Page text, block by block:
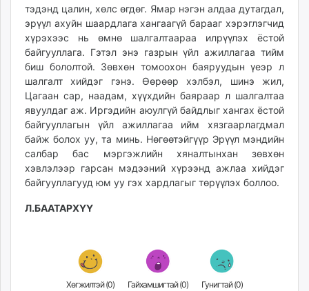
тэдэнд цалин, хөлс өгдөг. Ямар нэгэн алдаа дутагдал,
эрүүл ахуйн шаардлага хангаагүй барааг хэрэглэгчид
хүрэхээс нь өмнө шалгалтаараа илрүүлэх ёстой
байгууллага. Гэтэл энэ газрын үйл ажиллагаа тийм
биш бололтой. Зөвхөн томоохон баяруудын үеэр л
шалгалт хийдэг гэнэ. Өөрөөр хэлбэл, шинэ жил,
Цагаан сар, наадам, хүүхдийн баяраар л шалгалтаа
явуулдаг аж. Иргэдийн аюулгүй байдлыг хангах ёстой
байгууллагын үйл ажиллагаа ийм хязгаарлагдмал
байж болох уу, та минь. Нөгөөтэйгүүр Эрүүл мэндийн
салбар бас мэргэжлийн хяналтынхан зөвхөн
хэвлэлээр гарсан мэдээний хүрээнд ажлаа хийдэг
байгууллагууд юм уу гэх хардлагыг төрүүлэх боллоо.
Л.БААТАРХҮҮ
Хөгжилтэй (0) Гайхамшигтай (0) Гунигтай (0)